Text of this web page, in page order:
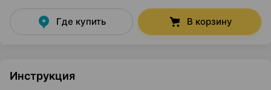
Где купить В корзину
Инструкция